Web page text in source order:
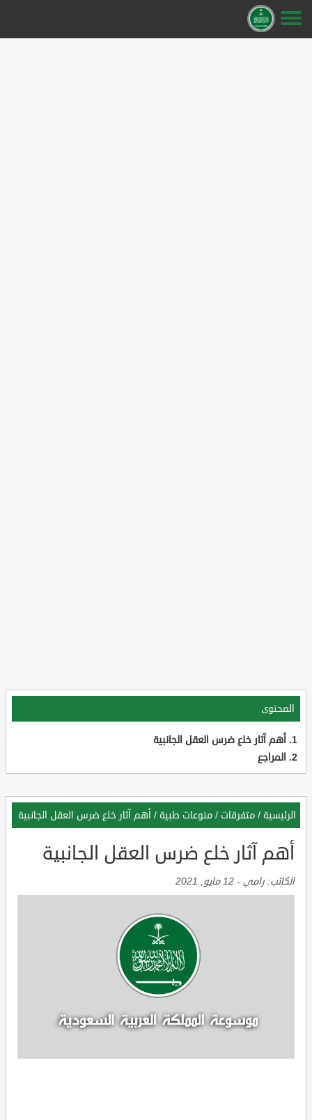
المحتوى
أهم آثار خلع ضرس العقل الجانبية
المراجع
الرئيسية / متفرقات / منوعات طبية / أهم آثار خلع ضرس العقل الجانبية
أهم آثار خلع ضرس العقل الجانبية
الكاتب: رامي - 12 مايو, 2021